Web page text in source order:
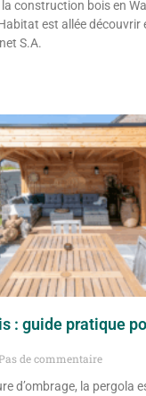
construction bois en
Habitat est allée
S.A.
: guide pratique
Pas de commentaire
d’ombrage, la pergola